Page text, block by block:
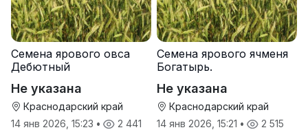
Семена ярового овса
Дебютный
Не указана
Краснодарский край
14 янв 2026, 15:23 • 2 441
Семена ярового ячменя
Богатырь.
Не указана
Краснодарский край
14 янв 2026, 15:21 • 2 515